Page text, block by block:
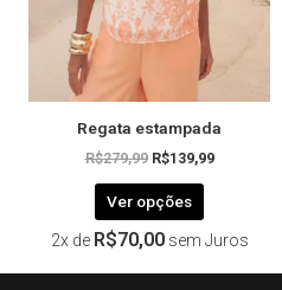
Regata estampada
R$279,99 R$139,99
Ver opções
na
página
do
produto
2x de R$70,00 sem Juros